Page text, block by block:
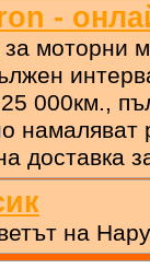
-
моторни
000км.,
намаляват
доставка
на